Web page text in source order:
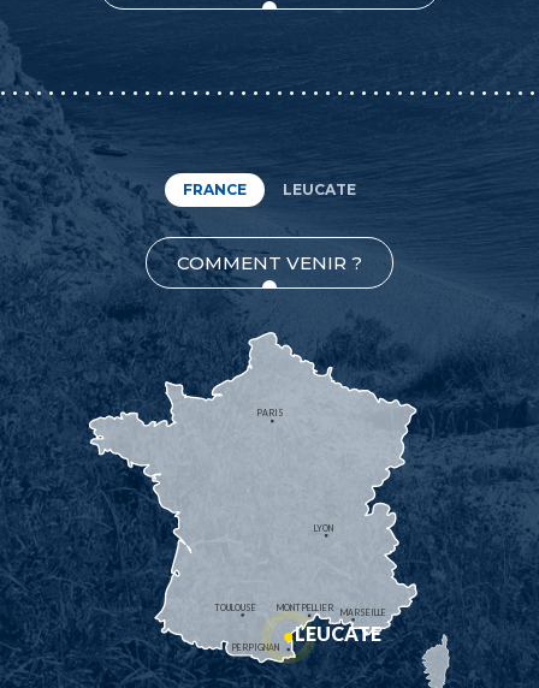
FRANCE LEUCATE
COMMENT VENIR ?
MONTPELLIER
PERPIGNAN
MARSEILLE
TOULOUSE
LYON
PARIS
LEUCATE